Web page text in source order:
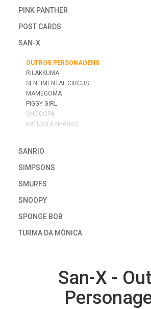
PINK PANTHER
POST CARDS
SAN-X
OUTROS PERSONAGENS
RILAKKUMA
SENTIMENTAL CIRCUS
MAMEGOMA
PIGGY GIRL
CHOCOPA
KATUSITA NYANKO
SANRIO
SIMPSONS
SMURFS
SNOOPY
SPONGE BOB
TURMA DA MÔNICA
San-X -